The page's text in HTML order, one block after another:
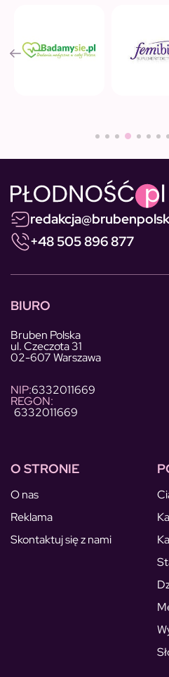
+48 505 896 877
BIURO
Bruben Polska
ul. Czeczota 31
02-607 Warszawa
NIP:6332011669
REGON:
6332011669
O STRONIE
O nas
Reklama
Skontaktuj się z nami